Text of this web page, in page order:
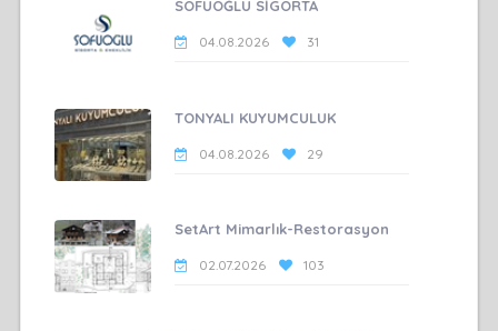
SOFUOĞLU SİGORTA
04.08.2026 31
TONYALI KUYUMCULUK
04.08.2026 29
SetArt Mimarlık-Restorasyon
02.07.2026 103